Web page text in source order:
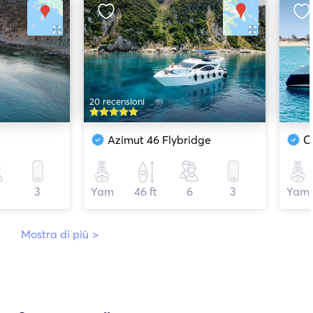
3
20 recensioni
Azimut 46 Flybridge
Yam 46 ft 6 3 Yam
Mostra di più >